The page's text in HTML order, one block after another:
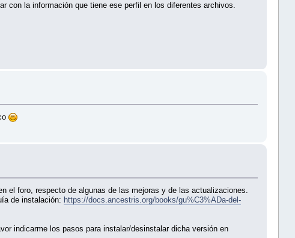
con la información que tiene ese perfil en los diferentes archivos.
el foro, respecto de algunas de las mejoras y de las actualizaciones.
de instalación: https://docs.ancestris.org/books/gu%C3%ADa-del-
indicarme los pasos para instalar/desinstalar dicha versión en